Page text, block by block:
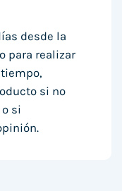
desde la
para realizar
si no
si